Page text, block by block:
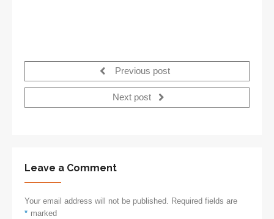
Previous post
Next post
Leave a Comment
Your email address will not be published. Required fields are
marked
*